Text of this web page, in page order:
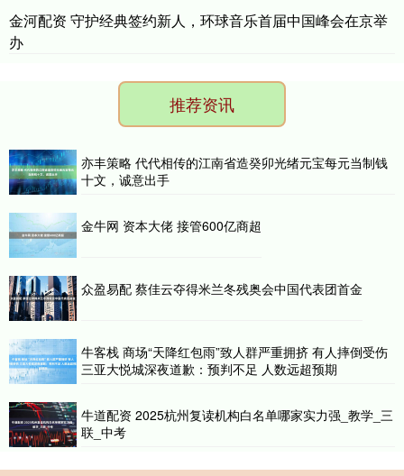
金河配资 守护经典签约新人，环球音乐首届中国峰会在京举
办
推荐资讯
亦丰策略 代代相传的江南省造癸卯光绪元宝每元当制钱
十文，诚意出手
金牛网 资本大佬 接管600亿商超
众盈易配 蔡佳云夺得米兰冬残奥会中国代表团首金
牛客栈 商场“天降红包雨”致人群严重拥挤 有人摔倒受伤
三亚大悦城深夜道歉：预判不足 人数远超预期
牛道配资 2025杭州复读机构白名单哪家实力强_教学_三
联_中考